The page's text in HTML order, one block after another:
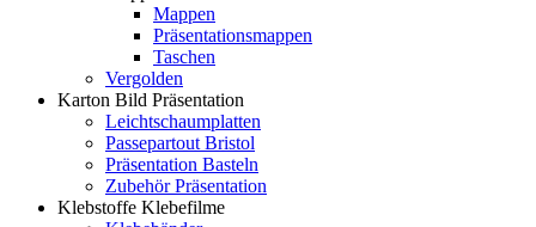
Mappen
Präsentationsmappen
Taschen
Vergolden
Karton Bild Präsentation
Leichtschaumplatten
Passepartout Bristol
Präsentation Basteln
Zubehör Präsentation
Klebstoffe Klebefilme